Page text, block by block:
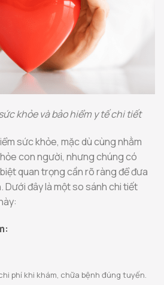
khỏe và bảo hiểm y tế chi tiết
sức khỏe, mặc dù cùng nhằm
con người, nhưng chúng có
quan trọng cần rõ ràng để đưa
Dưới đây là một so sánh chi tiết
phí khi khám, chữa bệnh đúng tuyến.